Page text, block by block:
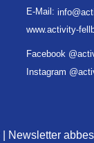
E-Mail:
www.activity-
Facebook
Instagram
Newsletter